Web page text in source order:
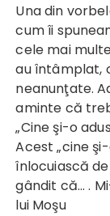
Una din vorbele preferate ale bunicului meu, Moşu,
cum îi
cele mai
au întâmplat,
neanunţate.
aminte că
„Cine şi-o
Acest „cine
înlocuiască
gândit că... .
lui Moşu